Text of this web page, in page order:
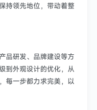
持领先地位，带动着整
品研发、品牌建设等方
到外观设计的优化，从
每一步都力求完美，以